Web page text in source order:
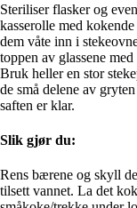
Steriliser flasker og
kasserolle med
dem våte inn i
toppen av glassene
Bruk heller en stor
de små delene av
saften er klar.
Slik gjør du:
Rens bærene og skyll
tilsett vannet. La det